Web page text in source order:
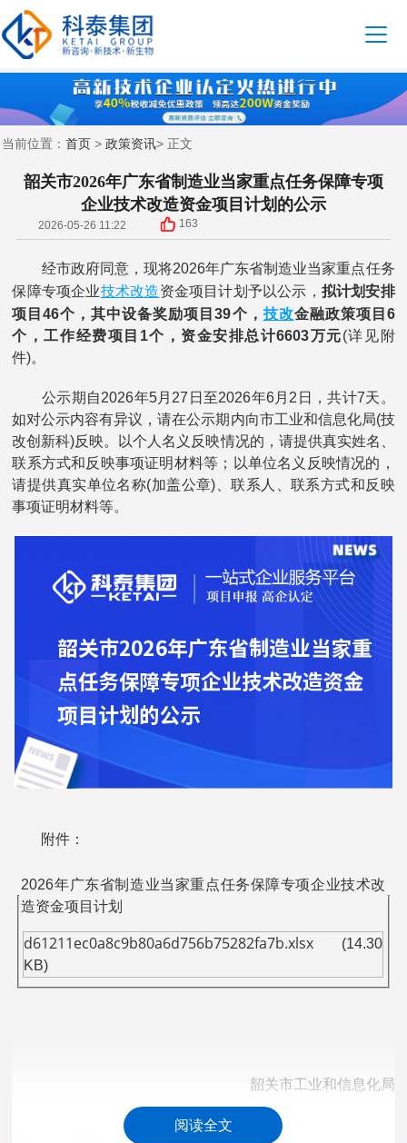
当前位置： 首页 > 政策资讯> 正文
韶关市2026年广东省制造业当家重点任务保障专项
企业技术改造资金项目计划的公示
2026-05-26 11:22 163
经市政府同意，现将2026年广东省制造业当家重点任务
保障专项企业技术改造资金项目计划予以公示， 拟计划安排
项目46个，其中设备奖励项目39个， 技改金融政策项目6
个，工作经费项目1个，资金安排总计6603万元(详见附
件)。
公示期自2026年5月27日至2026年6月2日，共计7天。
如对公示内容有异议，请在公示期内向市工业和信息化局(技
改创新科)反映。以个人名义反映情况的，请提供真实姓名、
联系方式和反映事项证明材料等；以单位名义反映情况的，
请提供真实单位名称(加盖公章)、联系人、联系方式和反映
事项证明材料等。
附件：
2026年广东省制造业当家重点任务保障专项企业技术改
造资金项目计划
d61211ec0a8c9b80a6d756b75282fa7b.xlsx (14.30
KB)
韶关市工业和信息化局
2026年5月26日
阅读全文